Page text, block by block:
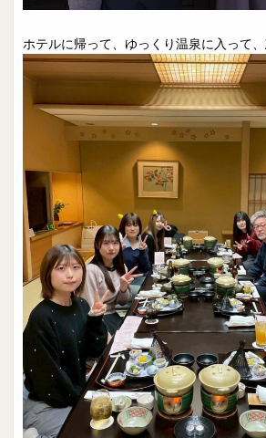
ホテルに帰って、ゆっくり温泉に入って、